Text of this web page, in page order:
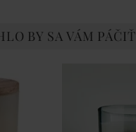
BY SA VÁM PÁČIŤ